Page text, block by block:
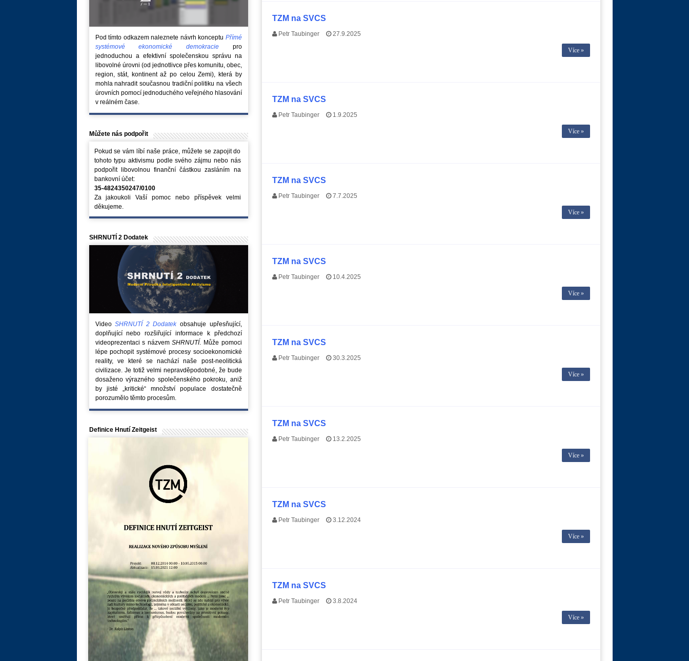
TZM na SVCS
Petr Taubinger 27.9.2025
Více »
TZM na SVCS
Petr Taubinger 1.9.2025
Více »
TZM na SVCS
Petr Taubinger 7.7.2025
Více »
TZM na SVCS
Petr Taubinger 10.4.2025
Více »
TZM na SVCS
Petr Taubinger 30.3.2025
Více »
TZM na SVCS
Petr Taubinger 13.2.2025
Více »
TZM na SVCS
Petr Taubinger 3.12.2024
Více »
TZM na SVCS
Petr Taubinger 3.8.2024
Více »
Pod tímto odkazem naleznete návrh konceptu Přímé
systémové ekonomické demokracie pro
jednoduchou a efektivní společenskou správu na
libovolné úrovni (od jednotlivce přes komunitu, obec,
region, stát, kontinent až po celou Zemi), která by
mohla nahradit současnou tradiční politiku na všech
úrovních pomocí jednoduchého veřejného hlasování
v reálném čase.
Můžete nás podpořit
Pokud se vám líbí naše práce, můžete se zapojit do
tohoto typu aktivismu podle svého zájmu nebo nás
podpořit libovolnou finanční částkou zasláním na
bankovní účet:
35-4824350247/0100
Za jakoukoli Vaší pomoc nebo příspěvek velmi
děkujeme.
SHRNUTÍ 2 Dodatek
VideoSHRNUTÍ 2 Dodatekobsahuje upřesňující,
doplňující nebo rozšiřující informace k předchozí
videoprezentaci s názvemSHRNUTÍ. Může pomoci
lépe pochopit systémové procesy socioekonomické
reality, ve které se nachází naše post-neolitická
civilizace. Je totiž velmi nepravděpodobné, že bude
dosaženo výrazného společenského pokroku, aniž
by jisté „kritické“ množství populace dostatečně
porozumělo těmto procesům.
Definice Hnutí Zeitgeist